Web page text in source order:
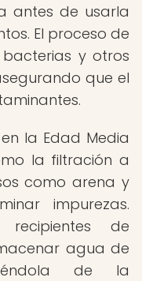
antes de usarla
El proceso de
y otros
que el
la Edad Media
la filtración a
como arena y
impurezas.
recipientes de
agua de
de la